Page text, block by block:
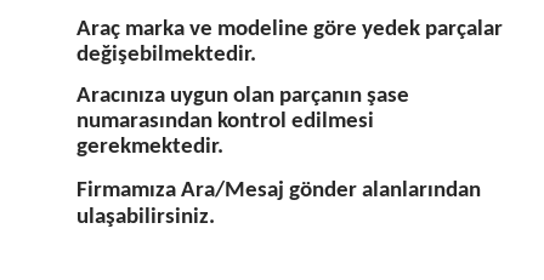
Araç marka ve modeline göre yedek parçalar
değişebilmektedir.
Aracınıza uygun olan parçanın şase
numarasından kontrol edilmesi
gerekmektedir.
Firmamıza Ara/Mesaj gönder alanlarından
ulaşabilirsiniz.